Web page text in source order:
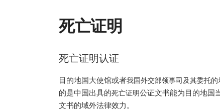
死亡证明
死亡证明认证
目的地国大使馆或者我国外交部领事司 及其委托的
的是中国出具的死亡证明公证文书能为目的地国
文书的域外法律效力。